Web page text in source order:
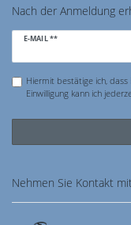
Nach der Anmeldung
E-MAIL **
Newsletter
Hiermit bestätige ich, dass
Einwilligung kann ich
Nehmen Sie Kontakt